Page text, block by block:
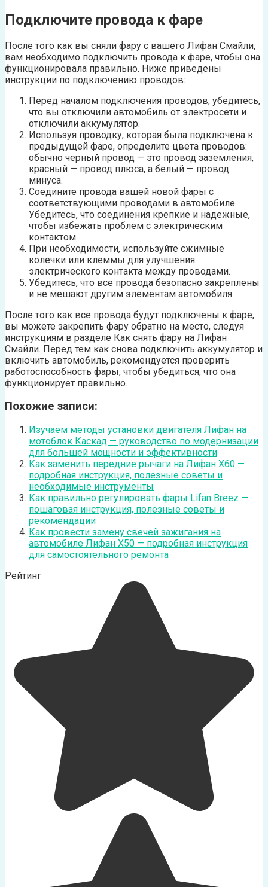
Подключите провода к фаре
После того как вы сняли фару с вашего Лифан Смайли,
вам необходимо подключить провода к фаре, чтобы она
функционировала правильно. Ниже приведены
инструкции по подключению проводов:
Перед началом подключения проводов, убедитесь,
что вы отключили автомобиль от электросети и
отключили аккумулятор.
Используя проводку, которая была подключена к
предыдущей фаре, определите цвета проводов:
обычно черный провод — это провод заземления,
красный — провод плюса, а белый — провод
минуса.
Соедините провода вашей новой фары с
соответствующими проводами в автомобиле.
Убедитесь, что соединения крепкие и надежные,
чтобы избежать проблем с электрическим
контактом.
При необходимости, используйте сжимные
колечки или клеммы для улучшения
электрического контакта между проводами.
Убедитесь, что все провода безопасно закреплены
и не мешают другим элементам автомобиля.
После того как все провода будут подключены к фаре,
вы можете закрепить фару обратно на место, следуя
инструкциям в разделе Как снять фару на Лифан
Смайли. Перед тем как снова подключить аккумулятор и
включить автомобиль, рекомендуется проверить
работоспособность фары, чтобы убедиться, что она
функционирует правильно.
Похожие записи:
Изучаем методы установки двигателя Лифан на
мотоблок Каскад — руководство по модернизации
для большей мощности и эффективности
Как заменить передние рычаги на Лифан Х60 —
подробная инструкция, полезные советы и
необходимые инструменты
Как правильно регулировать фары Lifan Breez —
пошаговая инструкция, полезные советы и
рекомендации
Как провести замену свечей зажигания на
автомобиле Лифан Х50 — подробная инструкция
для самостоятельного ремонта
Рейтинг